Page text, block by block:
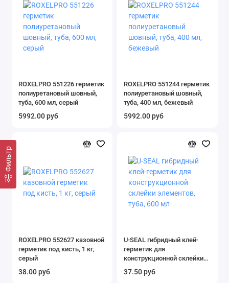
Фильтр
ROXELPRO 551226 герметик
полиуретановый шовный,
туба, 600 мл, серый
5992.00 руб
ROXELPRO 551244 герметик
полиуретановый шовный,
туба, 400 мл, бежевый
5992.00 руб
ROXELPRO 552627 казовной
герметик под кисть, 1 кг,
серый
38.00 руб
U-SEAL гибридный клей-
герметик для
конструкционной склейки
элементов, туба, 600 мл
37.50 руб